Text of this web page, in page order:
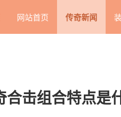
网站首页 传奇新闻
合击组合特点是